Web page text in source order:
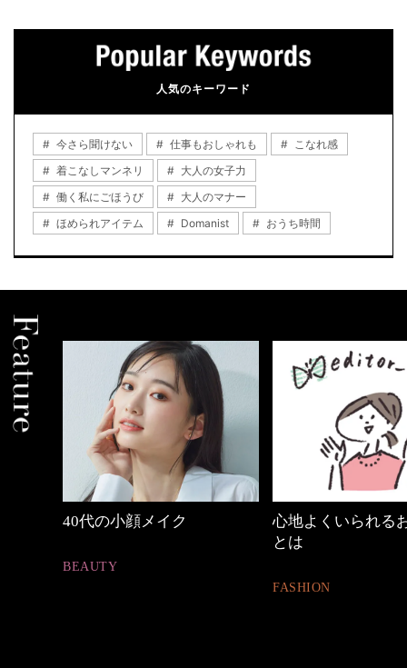
人気のキーワード
今さら聞けない 仕事もおしゃれも
こなれ感
着こなしマンネリ
大人の女子力
働く私にごほうび
大人のマナー
ほめられアイテム
Domanist おうち時間
40代の小顔メイク
BEAUTY
心地よくいられる
とは
FASHION